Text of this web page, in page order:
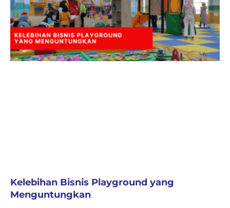
Kelebihan Bisnis Playground yang
Menguntungkan